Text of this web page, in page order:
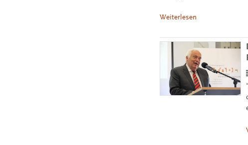
Weiterlesen